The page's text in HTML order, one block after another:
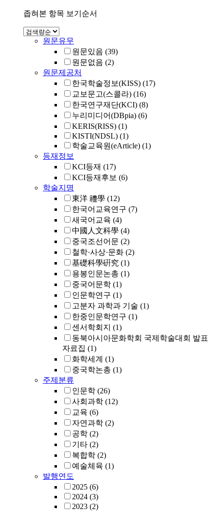
좁혀본 항목 보기순서
원문유무
원문있음 (39)
원문없음 (2)
원문제공처
한국학술정보(KISS) (17)
교보문고(스콜라) (16)
한국연구재단(KCI) (8)
누리미디어(DBpia) (6)
KERIS(RISS) (1)
KISTI(NDSL) (1)
학술교육원(eArticle) (1)
등재정보
KCI등재 (17)
KCI등재후보 (6)
학술지명
東洋 禮學 (12)
한국어교육연구 (7)
새국어교육 (4)
中國人文科學 (4)
중국조선어문 (2)
철학·사상·문화 (2)
基礎科學硏究 (1)
용봉인문논총 (1)
중국어문학 (1)
인문학연구 (1)
고분자 과학과 기술 (1)
한중인문학연구 (1)
센서학회지 (1)
동북아시아문화학회 국제학술대회 발표
자료집 (1)
화학세계 (1)
중국학논총 (1)
주제분류
인문학 (26)
사회과학 (12)
교육 (6)
자연과학 (2)
공학 (2)
기타 (2)
복합학 (2)
예술체육 (1)
발행연도
2025 (6)
2024 (3)
2023 (2)